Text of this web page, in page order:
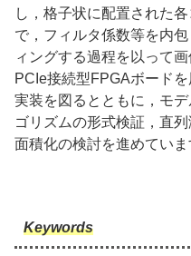
Keywords
し，格子状に配置された
で，フィルタ係数等を内
ィングする過程を以って
PCIe接続型FPGAボード
実装を図るとともに，モ
ゴリズムの形式検証，直
面積化の検討を進めていま